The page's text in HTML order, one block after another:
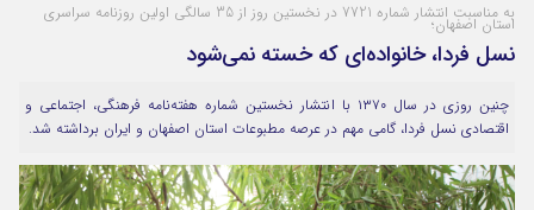
رمز عبور
مرا به خاطر بسپار
به مناسبت انتشار شماره 7721 در نخستین روز از 35 سالگی اولین روزنامه سراسری
استان اصفهان؛
نسل فردا، خانواده‌ای که خسته نمی‌شود
چنین روزی در سال ۱۳۷۰ با انتشار نخستین شماره هفته‌نامه فرهنگی، اجتماعی و
اقتصادی نسل فردا، گامی مهم در عرصه مطبوعات استان اصفهان و ایران برداشته شد.